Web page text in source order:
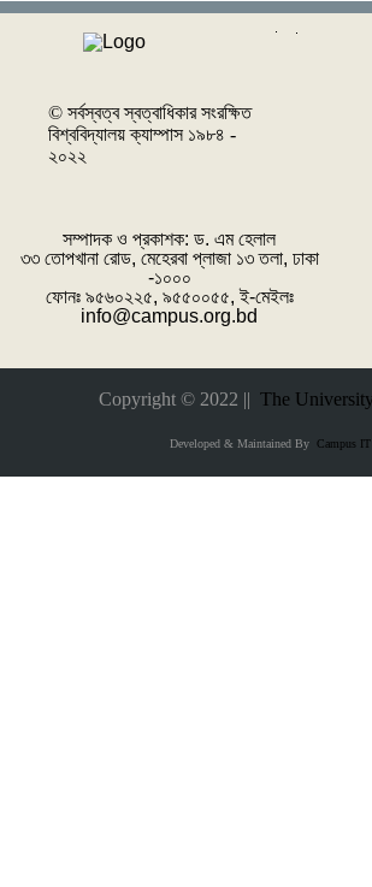
© সর্বস্বত্ব স্বত্বাধিকার সংরক্ষিত
বিশ্ববিদ্যালয় ক্যাম্পাস ১৯৮৪ -
২০২২
সম্পাদক ও প্রকাশক: ‌ড. এম হেলাল
৩৩ তোপখানা রোড, মেহেরবা প্লাজা ১৩ তলা, ঢাকা
-১০০০
ফোনঃ ৯৫৬০২২৫, ৯৫৫০০৫৫, ই-মেইলঃ
info@campus.org.bd
Copyright © 2022 || The
Developed & Maintained ByCampus IT